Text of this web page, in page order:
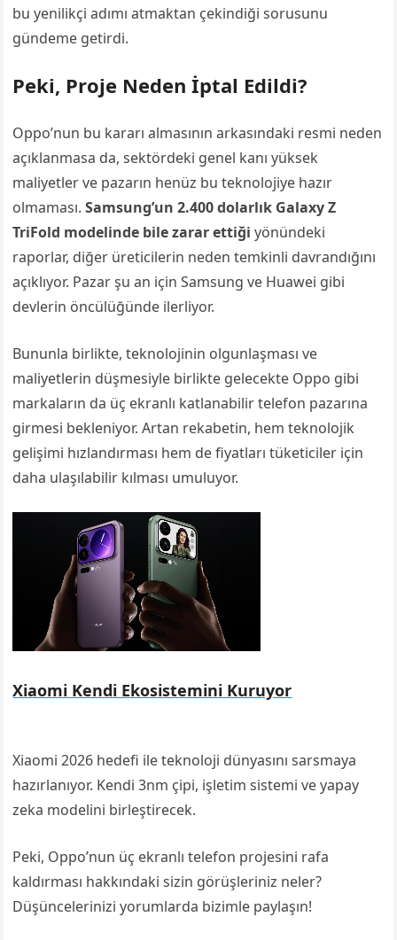
bu yenilikçi adımı atmaktan çekindiği sorusunu
gündeme getirdi.
Peki, Proje Neden İptal Edildi?
Oppo’nun bu kararı almasının arkasındaki resmi neden
açıklanmasa da, sektördeki genel kanı yüksek
maliyetler ve pazarın henüz bu teknolojiye hazır
olmaması.Samsung’un 2.400 dolarlık Galaxy Z
TriFold modelinde bile zarar ettiği yönündeki
raporlar, diğer üreticilerin neden temkinli davrandığını
açıklıyor. Pazar şu an için Samsung ve Huawei gibi
devlerin öncülüğünde ilerliyor.
Bununla birlikte, teknolojinin olgunlaşması ve
maliyetlerin düşmesiyle birlikte gelecekte Oppo gibi
markaların da üç ekranlı katlanabilir telefon pazarına
girmesi bekleniyor. Artan rekabetin, hem teknolojik
gelişimi hızlandırması hem de fiyatları tüketiciler için
daha ulaşılabilir kılması umuluyor.
Xiaomi Kendi Ekosistemini Kuruyor
Xiaomi 2026 hedefi ile teknoloji dünyasını sarsmaya
hazırlanıyor. Kendi 3nm çipi, işletim sistemi ve yapay
zeka modelini birleştirecek.
Peki, Oppo’nun üç ekranlı telefon projesini rafa
kaldırması hakkındaki sizin görüşleriniz neler?
Düşüncelerinizi yorumlarda bizimle paylaşın!